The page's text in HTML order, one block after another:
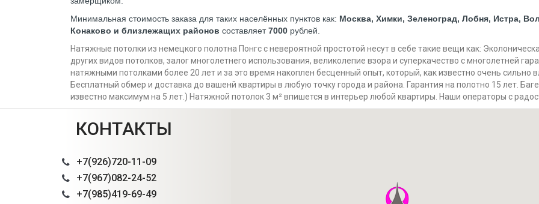
Минимальная стоимость заказа для таких населённых пунктов как: Москва, Химки, Зеленоград, Лобня, Истра,
Конаково и близлежащих районов составляет7000 рублей.
Натяжные потолки из немецкого полотна Понгс с невероятной простотой несут в себе такие вещи как:
других видов потолков, залог многолетнего использования, великолепие взора и суперкачество с многолетней
натяжными потолками более 20 лет и за это время накоплен бесценный опыт, который, как известно очень сильно
Бесплатный обмер и доставка до вашенй квартиры в любую точку города и района. Гарантия на полотно 15 лет.
известно максимум на 5 лет.) Натяжной потолок 3 м² впишется в интерьер любой квартиры. Наши операторы с
КОНТАКТЫ
+7(926)720-11-09
+7(967)082-24-52
+7(985)419-69-49